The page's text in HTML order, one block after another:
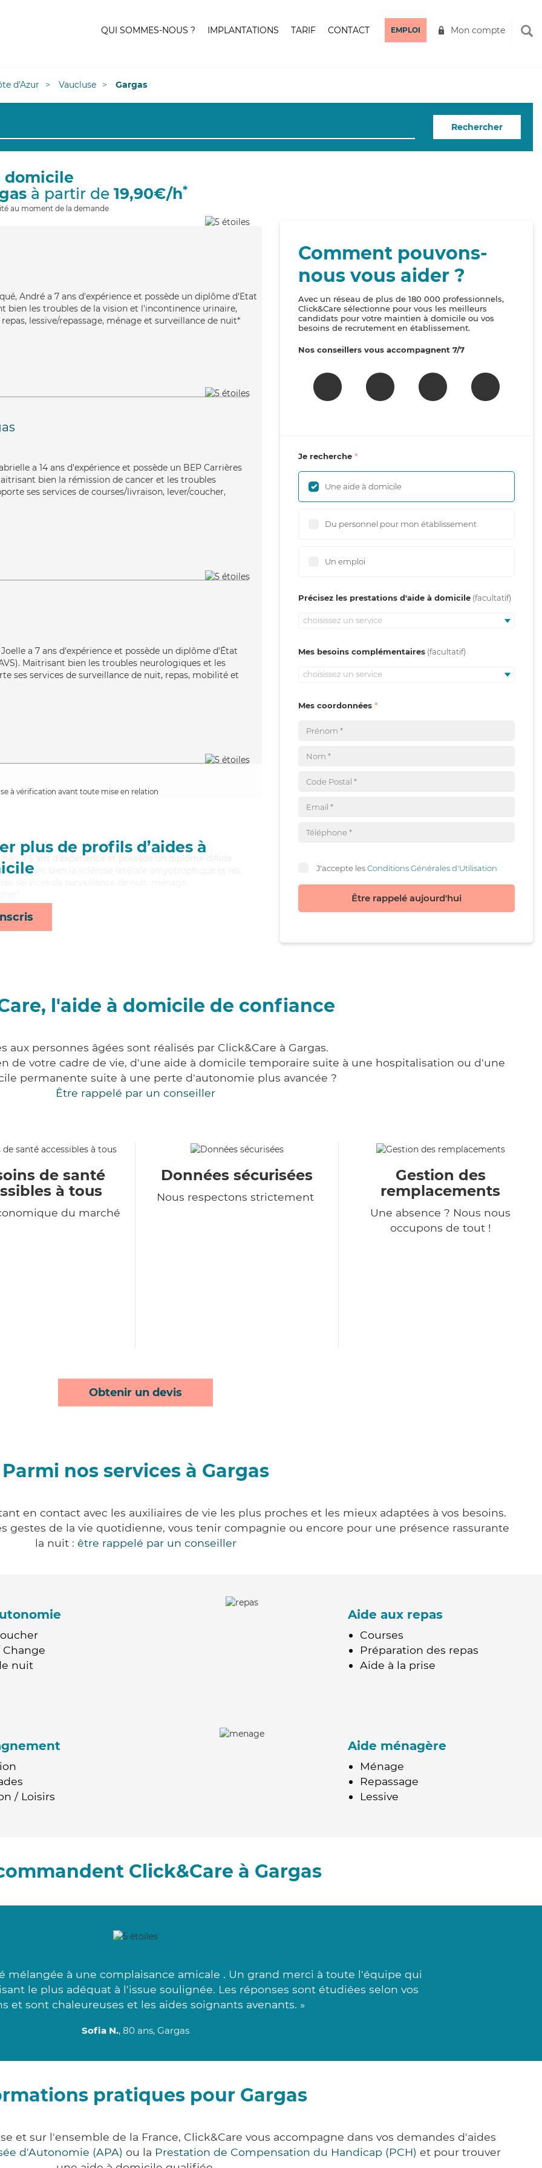
QUI SOMMES-NOUS ? IMPLANTATIONS TARIF CONTACT EMPLOI Mon compte
d'Azur Vaucluse Gargas
Rechercher
domicile
à partir de 19,90€/h*
au moment de la demande
André a 7 ans d'expérience et possède un diplôme d'Etat
bien les troubles de la vision et l'incontinence urinaire,
lessive/repassage, ménage et surveillance de nuit*
a 14 ans d'expérience et possède un BEP Carrières
bien la rémission de cancer et les troubles
ses services de courses/livraison, lever/coucher,
a 7 ans d'expérience et possède un diplôme d'État
Maitrisant bien les troubles neurologiques et les
ses services de surveillance de nuit, repas, mobilité et
à vérification avant toute mise en relation
plus de profils d’aides à
a 5 ans d'expérience et possède un diplôme d'Aide
Maitrisant bien la sclérose latérale amyotrophique et les
Comment pouvons-
nous vous aider ?
Avec un réseau de plus de 180 000 professionnels,
Click&Care sélectionne pour vous les meilleurs
candidats pour votre maintien à domicile ou vos
besoins de recrutement en établissement.
Nos conseillers vous accompagnent 7/7
Je recherche
Une aide à domicile
Du personnel pour mon établissement
Un emploi
Précisez les prestations d'aide à domicile
choisissez un service
Mes besoins complémentaires
choisissez un service
Mes coordonnées
J'accepte lesConditions Générales d'Utilisation
Être rappelé aujourd'hui
l'aide à domicile de confiance
aux personnes âgées sont réalisés par Click&Care à Gargas.
de votre cadre de vie, d'une aide à domicile temporaire suite à une hospitalisation ou d'une
permanente suite à une perte d'autonomie plus avancée ?
Être rappelé par un conseiller
de santé
à tous
du marché
Données sécurisées
Nous respectons strictement
Gestion des
remplacements
Une absence ? Nous nous
occupons de tout !
Obtenir un devis
Parmi nos services à Gargas
en contact avec les auxiliaires de vie les plus proches et les mieux adaptées à vos besoins.
gestes de la vie quotidienne, vous tenir compagnie ou encore pour une présence rassurante
la nuit : être rappelé par un conseiller
nuit
Aide aux repas
Courses
Préparation des repas
Aide à la prise
/ Loisirs
Aide ménagère
Ménage
Repassage
Lessive
Click&Care à Gargas
mélangée à une complaisance amicale . Un grand merci à toute l'équipe qui
le plus adéquat à l'issue soulignée. Les réponses sont étudiées selon vos
et sont chaleureuses et les aides soignants avenants. »
Sofia N., 80 ans, Gargas
pratiques pour Gargas
et sur l'ensemble de la France, Click&Care vous accompagne dans vos demandes d'aides
d'Autonomie (APA) ou la Prestation de Compensation du Handicap (PCH) et pour trouver